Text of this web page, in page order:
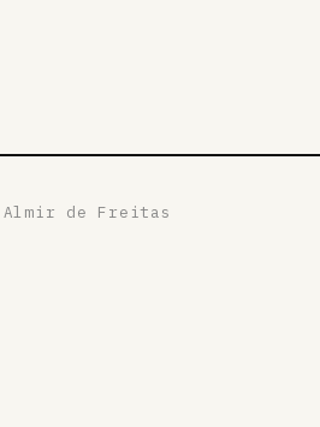
Almir de Freitas